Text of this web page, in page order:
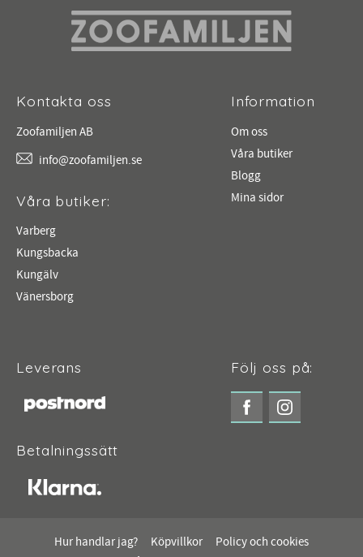
Kontakta oss
Zoofamiljen AB
info@zoofamiljen.se
Våra butiker:
Varberg
Kungsbacka
Kungälv
Vänersborg
Information
Om oss
Våra butiker
Blogg
Mina sidor
Leverans
Betalningssätt
Följ oss på:
Hur handlar jag? Köpvillkor
Policy och cookies